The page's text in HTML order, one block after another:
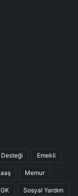
Emekli
Memur
Sosyal Yardım